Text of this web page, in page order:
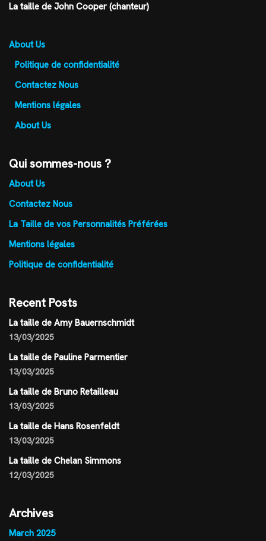
La taille de John Cooper (chanteur)
About Us
Politique de confidentialité
Contactez Nous
Mentions légales
About Us
Qui sommes-nous ?
About Us
Contactez Nous
La Taille de vos Personnalités Préférées
Mentions légales
Politique de confidentialité
Recent Posts
La taille de Amy Bauernschmidt
13/03/2025
La taille de Pauline Parmentier
13/03/2025
La taille de Bruno Retailleau
13/03/2025
La taille de Hans Rosenfeldt
13/03/2025
La taille de Chelan Simmons
12/03/2025
Archives
March 2025